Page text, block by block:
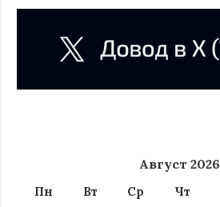
Август 2026
Пн Вт Ср Чт